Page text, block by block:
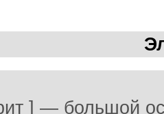
] — большой